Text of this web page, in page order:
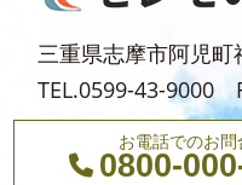
2023年4月
2023年3月
三重県志摩市阿児町
TEL.0599-43-9000
お電話でのお問
0800-